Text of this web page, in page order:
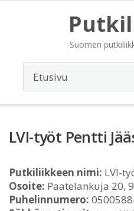
Suomen
LVI-työt Pentti
Putkiliikkeen nimi: LVI-
Osoite: Paatelankuja 20,
Puhelinnumero: